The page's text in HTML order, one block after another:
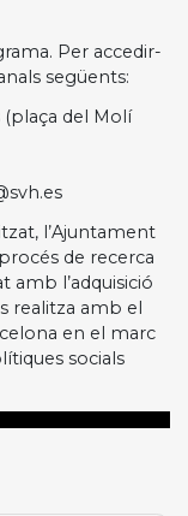
Per accedir-
següents:
(plaça del Molí
l’Ajuntament
de recerca
amb l’adquisició
realitza amb el
en el marc
socials